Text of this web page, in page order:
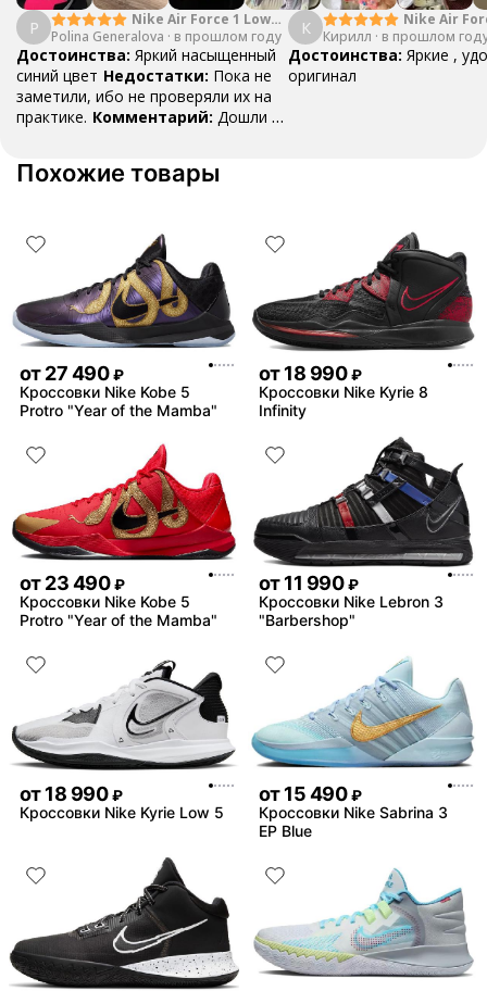
P
Nike Air Force 1 Low
College Pack White
Blue
Polina Generalova · в прошлом году
Достоинства: Яркий насыщенный
синий цвет Недостатки: Пока не
заметили, ибо не проверяли их на
практике. Комментарий: Дошли за
К
Nike Air
Yellow
Кирилл · в прошлом
Достоинства: Яркие ,
оригинал
Похожие товары
от27 490 ₽
Кроссовки Nike Kobe 5
Protro "Year of the Mamba"
от18 990 ₽
Кроссовки Nike Kyrie 8
Infinity
от23 490 ₽
Кроссовки Nike Kobe 5
Protro "Year of the Mamba"
от11 990 ₽
Кроссовки Nike Lebron 3
"Barbershop"
от18 990 ₽
Кроссовки Nike Kyrie Low 5
от15 490 ₽
Кроссовки Nike Sabrina 3
EP Blue